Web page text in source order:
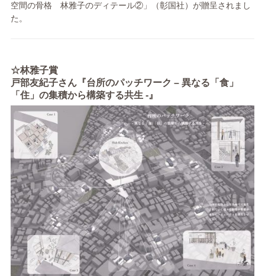
空間の骨格 林雅子のディテール②」（彰国社）が贈呈されまし
た。
☆林雅子賞
戸部友紀子さん『台所のパッチワーク – 異なる「食」
「住」の集積から構築する共生 -』